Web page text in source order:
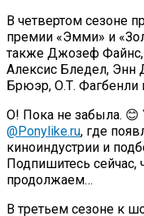
В четвертом сезоне
премии «Эмми» и
также Джозеф Файнс,
Алексис Бледел, Энн
Брюэр, О.Т. Фагбенли
О! Пока не забыла. 😊
@Ponylike.ru, где
киноиндустрии и
Подпишитесь сейчас,
продолжаем…
В третьем сезоне к